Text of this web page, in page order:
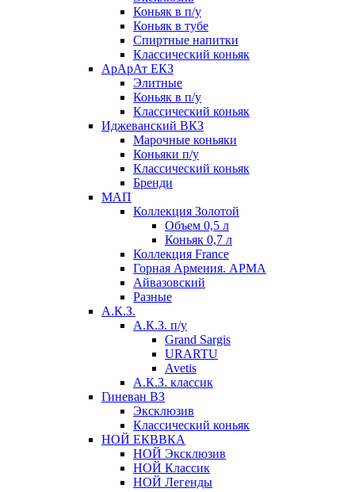
Коньяк в п/у
Коньяк в тубе
Спиртные напитки
Классический коньяк
АрАрАт ЕКЗ
Элитные
Коньяк в п/у
Классический коньяк
Иджеванский ВКЗ
Марочные коньяки
Коньяки п/у
Классический коньяк
Бренди
МАП
Коллекция Золотой
Объем 0,5 л
Коньяк 0,7 л
Коллекция France
Горная Армения. АРМА
Айвазовский
Разные
А.К.З.
А.К.З. п/у
Grand Sargis
URARTU
Avetis
А.К.З. классик
Гиневан ВЗ
Эксклюзив
Классический коньяк
НОЙ ЕКВВКА
НОЙ Эксклюзив
НОЙ Классик
НОЙ Легенды